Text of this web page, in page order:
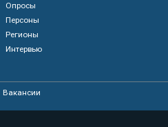
Опросы
Персоны
Регионы
Интервью
Вакансии